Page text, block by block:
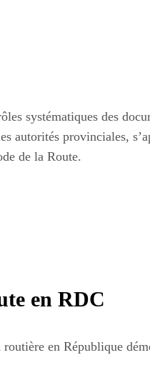
systématiques des
autorités provinciales,
de la Route.
en RDC
en République